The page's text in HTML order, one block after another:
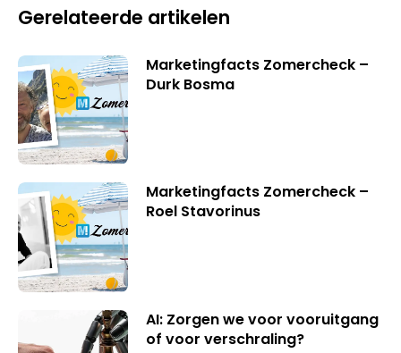
Gerelateerde artikelen
Marketingfacts Zomercheck –
Durk Bosma
Marketingfacts Zomercheck –
Roel Stavorinus
AI: Zorgen we voor vooruitgang
of voor verschraling?